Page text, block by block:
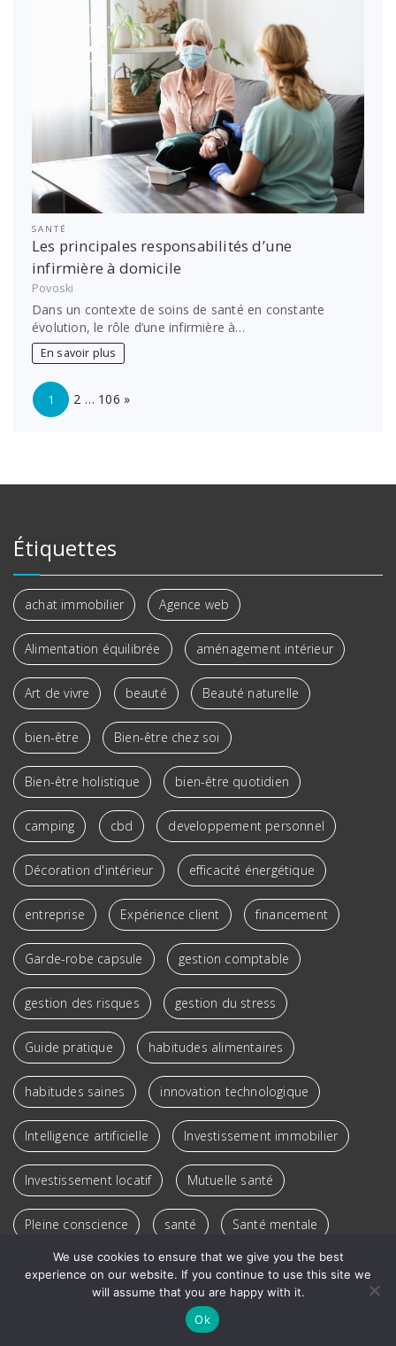
SANTÉ
Les principales responsabilités d’une
infirmière à domicile
Povoski
Dans un contexte de soins de santé en constante
évolution, le rôle d’une infirmière à…
En savoir plus
Page:
1 2 … 106 »
Étiquettes
achat immobilier Agence web
Alimentation équilibrée aménagement intérieur
Art de vivre beauté Beauté naturelle
bien-être Bien-être chez soi
Bien-être holistique bien-être quotidien
camping cbd developpement personnel
Décoration d'intérieur efficacité énergétique
entreprise Expérience client financement
Garde-robe capsule gestion comptable
gestion des risques gestion du stress
Guide pratique habitudes alimentaires
habitudes saines innovation technologique
Intelligence artificielle Investissement immobilier
Investissement locatif Mutuelle santé
Pleine conscience santé Santé mentale
SEO spectacle enfants sport
tendances
We use cookies to ensure that we give you the best
experience on our website. If you continue to use this site we
will assume that you are happy with it.
Ok